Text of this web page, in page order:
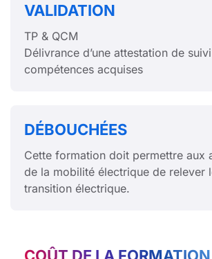
VALIDATION
TP & QCM
Délivrance d’une attestation de
compétences acquises
DÉBOUCHÉES
Cette formation doit permettre aux
de la mobilité électrique de relever
transition électrique.